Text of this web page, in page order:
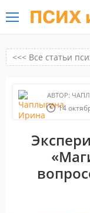
ПСИХ
<<< Все статьи
АВТОР:
14